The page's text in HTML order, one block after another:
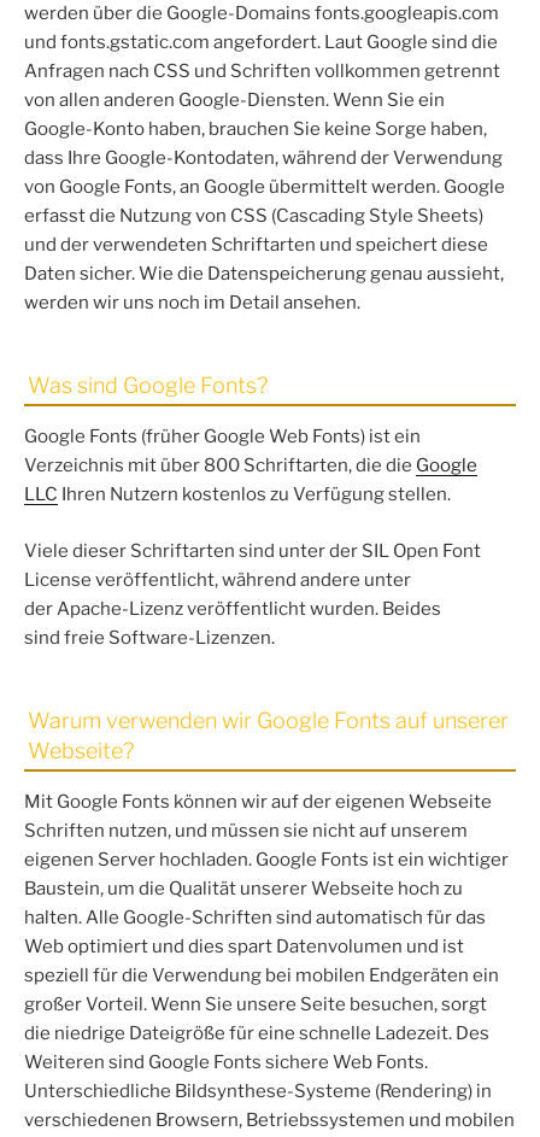
werden über die Google-Domains fonts.googleapis.com
und fonts.gstatic.com angefordert. Laut Google sind die
Anfragen nach CSS und Schriften vollkommen getrennt
von allen anderen Google-Diensten. Wenn Sie ein
Google-Konto haben, brauchen Sie keine Sorge haben,
dass Ihre Google-Kontodaten, während der Verwendung
von Google Fonts, an Google übermittelt werden. Google
erfasst die Nutzung von CSS (Cascading Style Sheets)
und der verwendeten Schriftarten und speichert diese
Daten sicher. Wie die Datenspeicherung genau aussieht,
werden wir uns noch im Detail ansehen.
Was sind Google Fonts?
Google Fonts (früher Google Web Fonts) ist ein
Verzeichnis mit über 800 Schriftarten, die die Google
LLC Ihren Nutzern kostenlos zu Verfügung stellen.
Viele dieser Schriftarten sind unter der SIL Open Font
License veröffentlicht, während andere unter
der Apache-Lizenz veröffentlicht wurden. Beides
sind freie Software-Lizenzen.
Warum verwenden wir Google Fonts auf unserer
Webseite?
Mit Google Fonts können wir auf der eigenen Webseite
Schriften nutzen, und müssen sie nicht auf unserem
eigenen Server hochladen. Google Fonts ist ein wichtiger
Baustein, um die Qualität unserer Webseite hoch zu
halten. Alle Google-Schriften sind automatisch für das
Web optimiert und dies spart Datenvolumen und ist
speziell für die Verwendung bei mobilen Endgeräten ein
großer Vorteil. Wenn Sie unsere Seite besuchen, sorgt
die niedrige Dateigröße für eine schnelle Ladezeit. Des
Weiteren sind Google Fonts sichere Web Fonts.
Unterschiedliche Bildsynthese-Systeme (Rendering) in
verschiedenen Browsern, Betriebssystemen und mobilen